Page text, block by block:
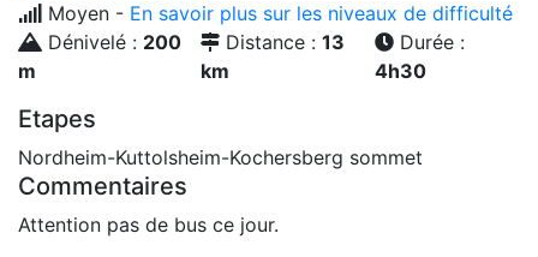
Moyen - En savoir plus sur les niveaux de difficulté
Dénivelé : 200
m
Distance :13
km
Durée :
4h30
Etapes
Nordheim-Kuttolsheim-Kochersberg sommet
Commentaires
Attention pas de bus ce jour.